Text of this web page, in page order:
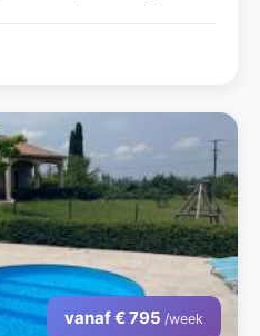
vanaf € 795 /week